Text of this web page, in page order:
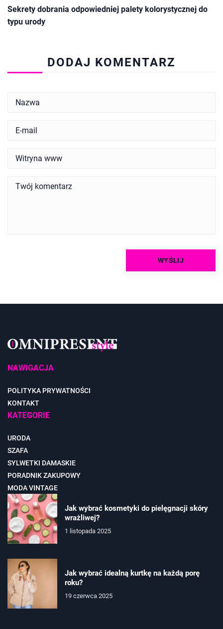
Sekrety dobrania odpowiedniej palety kolorystycznej do
typu urody
DODAJ KOMENTARZ
NAWIGACJA
POLITYKA PRYWATNOŚCI
KONTAKT
KATEGORIE
URODA
SZAFA
SYLWETKI DAMASKIE
PORADNIK ZAKUPOWY
MODA VINTAGE
Jak wybrać kosmetyki do pielęgnacji skóry
wrażliwej?
1 listopada 2025
Jak wybrać idealną kurtkę na każdą porę
roku?
19 czerwca 2025